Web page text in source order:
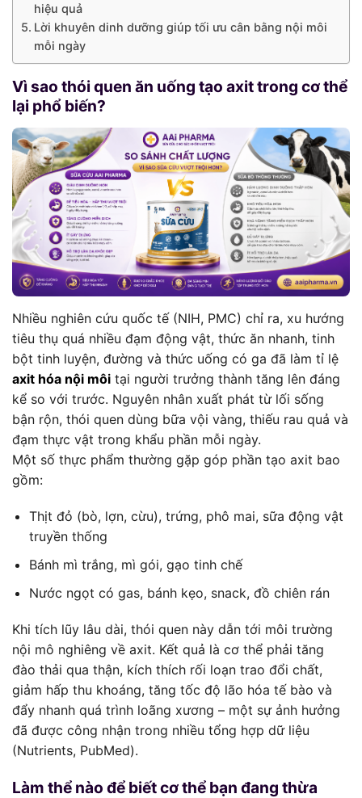
hiệu quả
Lời khuyên dinh dưỡng giúp tối ưu cân bằng nội môi
mỗi ngày
Vì sao thói quen ăn uống tạo axit trong cơ thể
lại phổ biến?
Nhiều nghiên cứu quốc tế (NIH, PMC) chỉ ra, xu hướng
tiêu thụ quá nhiều đạm động vật, thức ăn nhanh, tinh
bột tinh luyện, đường và thức uống có ga đã làm tỉ lệ
axit hóa nội môi tại người trưởng thành tăng lên đáng
kể so với trước. Nguyên nhân xuất phát từ lối sống
bận rộn, thói quen dùng bữa vội vàng, thiếu rau quả và
đạm thực vật trong khẩu phần mỗi ngày.
Một số thực phẩm thường gặp góp phần tạo axit bao
gồm:
Thịt đỏ (bò, lợn, cừu), trứng, phô mai, sữa động vật
truyền thống
Bánh mì trắng, mì gói, gạo tinh chế
Nước ngọt có gas, bánh kẹo, snack, đồ chiên rán
Khi tích lũy lâu dài, thói quen này dẫn tới môi trường
nội mô nghiêng về axit. Kết quả là cơ thể phải tăng
đào thải qua thận, kích thích rối loạn trao đổi chất,
giảm hấp thu khoáng, tăng tốc độ lão hóa tế bào và
đẩy nhanh quá trình loãng xương – một sự ảnh hưởng
đã được công nhận trong nhiều tổng hợp dữ liệu
(Nutrients, PubMed).
Làm thể nào để biết cơ thể bạn đang thừa